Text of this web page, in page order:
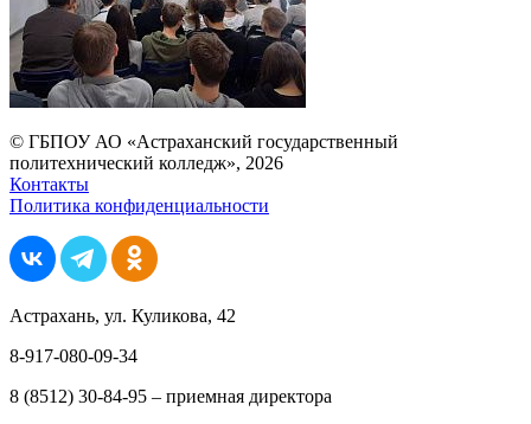
© ГБПОУ АО «Астраханский государственный
политехнический колледж», 2026
Контакты
Политика конфиденциальности
Астрахань, ул. Куликова, 42
8-917-080-09-34
8 (8512) 30-84-95 – приемная директора